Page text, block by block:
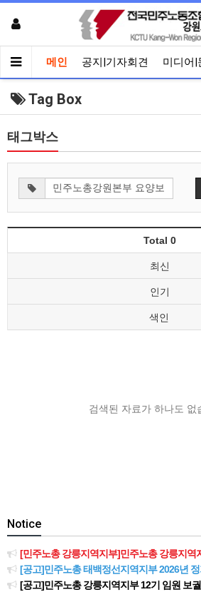
메인 공지|기자회견 미디어|
Tag Box
태그박스
Total 0
최신
인기
색인
검색된 자료가 하나도 없
Notice
[민주노총 강릉지역지부]민주노총 강릉지역지부 제12
[공고]민주노총 태백정선지역지부 2026년 정기 대
[공고]민주노총 강릉지역지부 12기 임원 보궐선